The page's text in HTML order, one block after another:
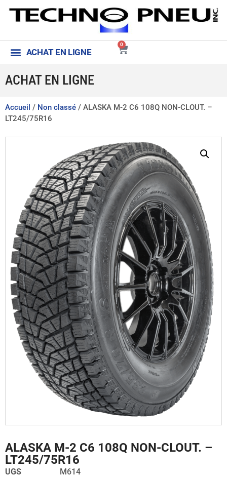
0
ACHAT EN LIGNE
ACHAT EN LIGNE
Accueil / Non classé / ALASKA M-2 C6 108Q NON-CLOUT. –
LT245/75R16
ALASKA M-2 C6 108Q NON-CLOUT. –
LT245/75R16
UGS
M614